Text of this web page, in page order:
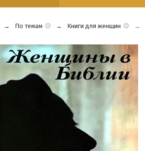
По темам Книги для женщин